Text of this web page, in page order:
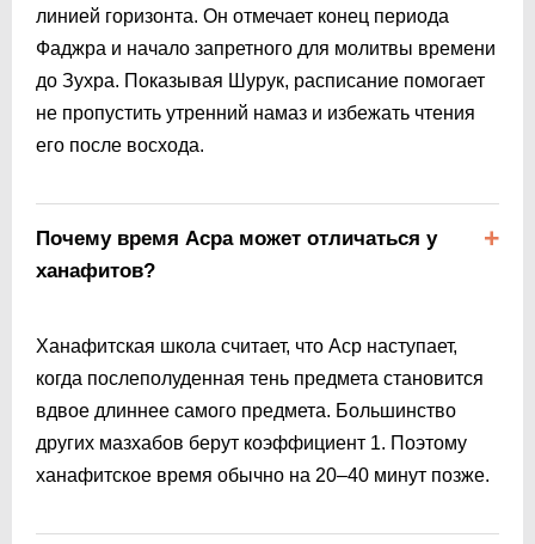
линией горизонта. Он отмечает конец периода
Фаджра и начало запретного для молитвы времени
до Зухра. Показывая Шурук, расписание помогает
не пропустить утренний намаз и избежать чтения
его после восхода.
Почему время Асра может отличаться у
ханафитов?
Ханафитская школа считает, что Аср наступает,
когда послеполуденная тень предмета становится
вдвое длиннее самого предмета. Большинство
других мазхабов берут коэффициент 1. Поэтому
ханафитское время обычно на 20–40 минут позже.